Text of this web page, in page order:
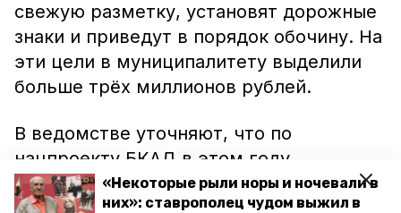
«Некоторые рыли норы и ночевали в
них»: ставрополец чудом выжил в
свежую разметку, установят дорожные
знаки и приведут в порядок обочину. На
эти цели в муниципалитету выделили
больше трёх миллионов рублей.
В ведомстве уточняют, что по
нацпроекту БКАД в этом году
отремонтируют также участки в селе
Донском, Сергиевском, Подлужном, в